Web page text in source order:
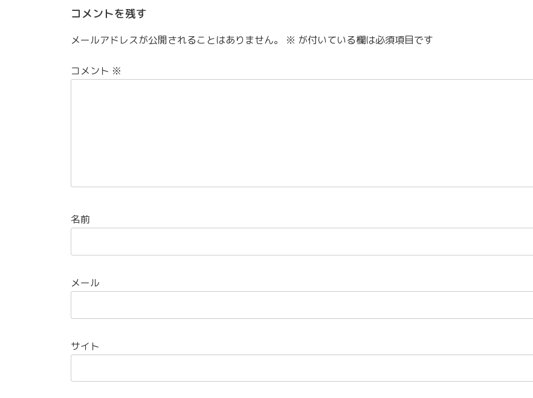
コメントを残す
メールアドレスが公開されることはありません。 ※ が付いている欄は必須項目です
コメント ※
名前
メール
サイト